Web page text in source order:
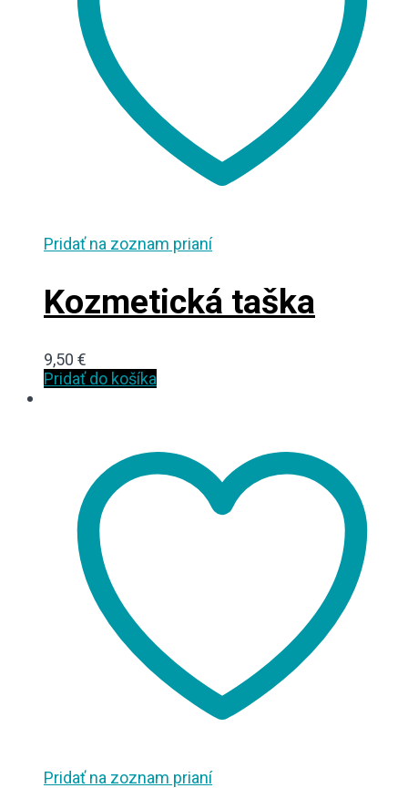
Pridať na zoznam prianí
Kozmetická taška
9,50 €
Pridať do košíka
Pridať na zoznam prianí